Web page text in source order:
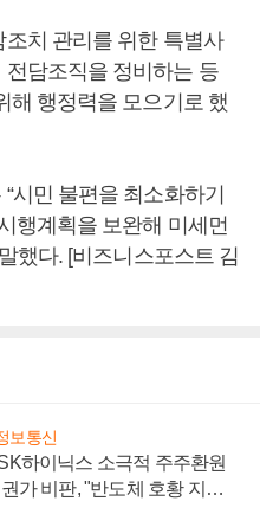
치 관리를 위한 특별사
담조직을 정비하는 등
해 행정력을 모으기로 했
시민 불편을 최소화하기
행계획을 보완해 미세먼
했다. [비즈니스포스트 김
보통신
하이닉스 소극적 주주환원
가 비판, "반도체 호황 지속